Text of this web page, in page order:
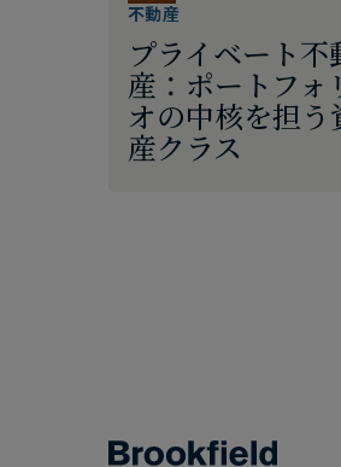
不動産
プライベート不
産：ポートフォ
オの中核を担う
産クラス